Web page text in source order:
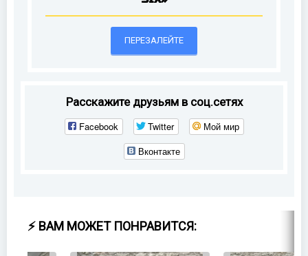
ПЕРЕЗАЛЕЙТЕ
Расскажите друзьям в соц.сетях
Facebook Twitter
Мой мир
Вконтакте
⚡ ВАМ МОЖЕТ ПОНРАВИТСЯ: